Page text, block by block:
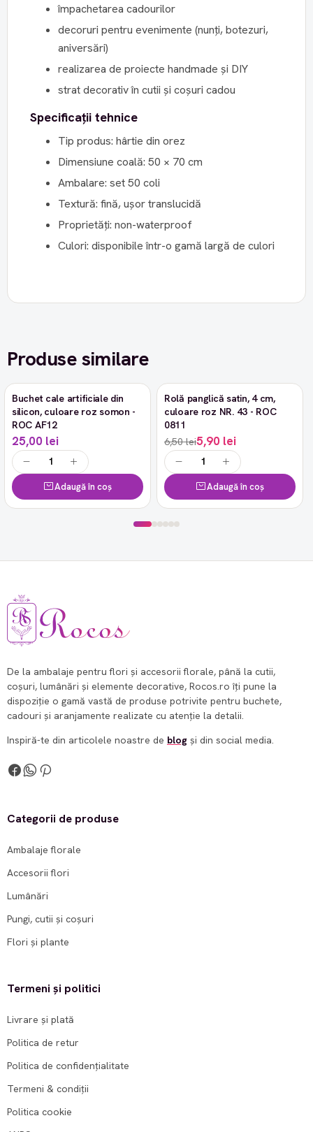
împachetarea cadourilor
decoruri pentru evenimente (nunți, botezuri,
aniversări)
realizarea de proiecte handmade și DIY
strat decorativ în cutii și coșuri cadou
Specificații tehnice
Tip produs: hârtie din orez
Dimensiune coală: 50 × 70 cm
Ambalare: set 50 coli
Textură: fină, ușor translucidă
Proprietăți: non-waterproof
Culori: disponibile într-o gamă largă de culori
Produse similare
Buchet cale artificiale din
silicon, culoare roz somon -
ROC AF12
25,00 lei
Adaugă în coș
-9%
Rolă panglică satin, 4 cm,
culoare roz NR. 43 - ROC
0811
6,50 lei5,90 lei
Adaugă în coș
De la ambalaje pentru flori și accesorii florale, până la cutii,
coșuri, lumânări și elemente decorative, Rocos.ro îți pune la
dispoziție o gamă vastă de produse potrivite pentru buchete,
cadouri și aranjamente realizate cu atenție la detalii.
Inspiră-te din articolele noastre de blog și din social media.
Categorii de produse
Ambalaje florale
Accesorii flori
Lumânări
Pungi, cutii și coșuri
Flori și plante
Termeni și politici
Livrare și plată
Politica de retur
Politica de confidențialitate
Termeni & condiții
Politica cookie